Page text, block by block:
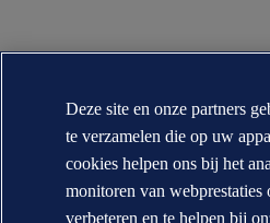
Deze site en onze partners
te verzamelen die op uw
cookies helpen ons bij het
monitoren van
verbeteren en te helpen bij